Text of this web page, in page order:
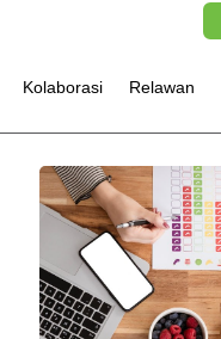
Kolaborasi Relawan